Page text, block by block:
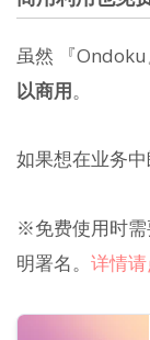
虽然 『
以商用。
如果想在业务
※免费使用时需
明署名。 详情请